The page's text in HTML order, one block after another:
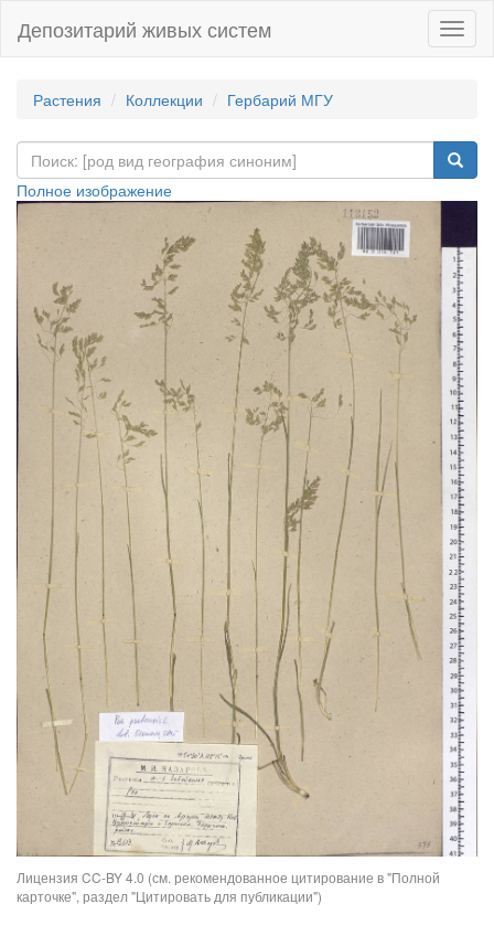
Депозитарий живых систем
Растения Коллекции Гербарий МГУ
Полное изображение
Лицензия CC-BY 4.0 (см. рекомендованное цитирование в "Полной
карточке", раздел "Цитировать для публикации")